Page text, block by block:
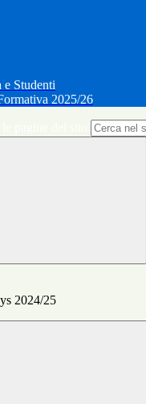
e Studenti
2025/26
2024/25